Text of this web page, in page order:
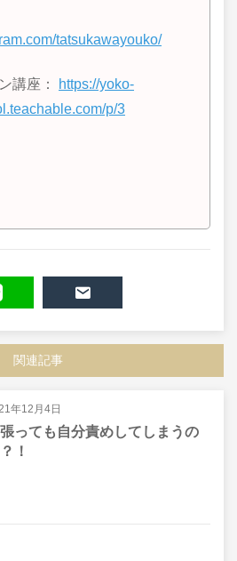
tatsukawayouko/
講座：
https://yoko-
p/3
関連記事
年12月4日
っても自分責めしてしまうの
！